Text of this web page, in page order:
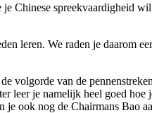
Chinese spreekvaardigheid
leren. We raden je daarom
volgorde van de
leer je namelijk heel goed
ook nog de Chairmans Bao